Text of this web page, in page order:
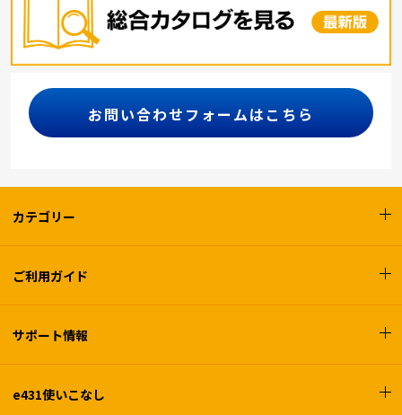
お問い合わせフォームはこちら
カテゴリー
ご利用ガイド
サポート情報
e431使いこなし